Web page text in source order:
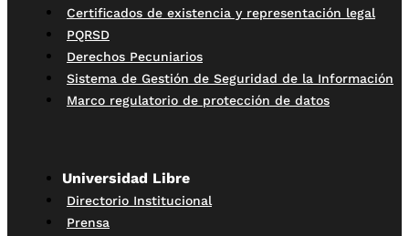
Certificados de existencia y representación legal
PQRSD
Derechos Pecuniarios
Sistema de Gestión de Seguridad de la Información
Marco regulatorio de protección de datos
Universidad Libre
Directorio Institucional
Prensa